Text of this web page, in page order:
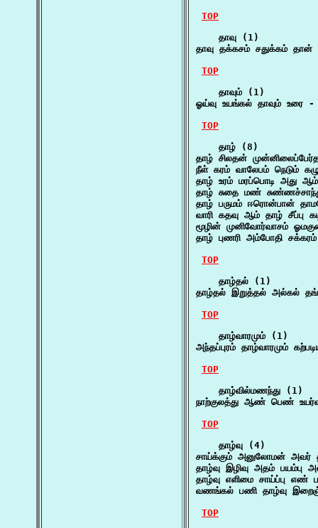
TOP
    தாவு (1)
தாவு தக்கசம் சதுக்கம்
TOP
    தாவும் (1)
ஓய்வு உயங்கல் தாவும் உரை
TOP
    தாழ் (8)
தாழ் சிலதன்
நீள் கரம் வாலேபம் நெடும்
தாழ் உரம் மரப்பொடி அது
தாழ் சுதை மண்
தாழ் பருமம் ஈரொன்பான்
வாரி கதவு ஆம் தாழ் சீப்பு
மூழின் முனிவோர்வாசம்
தாழ் புணரி அம்போதி
TOP
    தாழ்தல் (1)
தாழ்தல் இறுத்தல் அல்கல்
TOP
    தாழ்வாரமும் (1)
அந்தப்புரம் தாழ்வாரமும்
TOP
    தாழ்வில்மணந்து (1)
நாற்குலத்து ஆண் பெண்
TOP
    தாழ்வு (4)
சாய்க்கும் அனுலோமன்
தாழ்வு இழிவு அதம்
தாழ்வு எளிமை சாய்ப்பு
வணங்கல் பணி தாழ்வு
TOP